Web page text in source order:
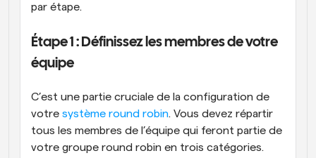
par étape.
Étape 1 : Définissez les membres de votre
équipe
C’est une partie cruciale de la configuration de
votre système round robin. Vous devez répartir
tous les membres de l’équipe qui feront partie de
votre groupe round robin en trois catégories.